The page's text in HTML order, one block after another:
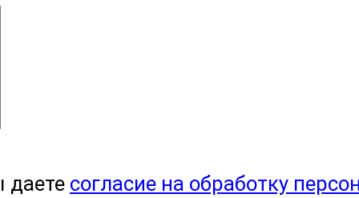
даете согласие на обработку